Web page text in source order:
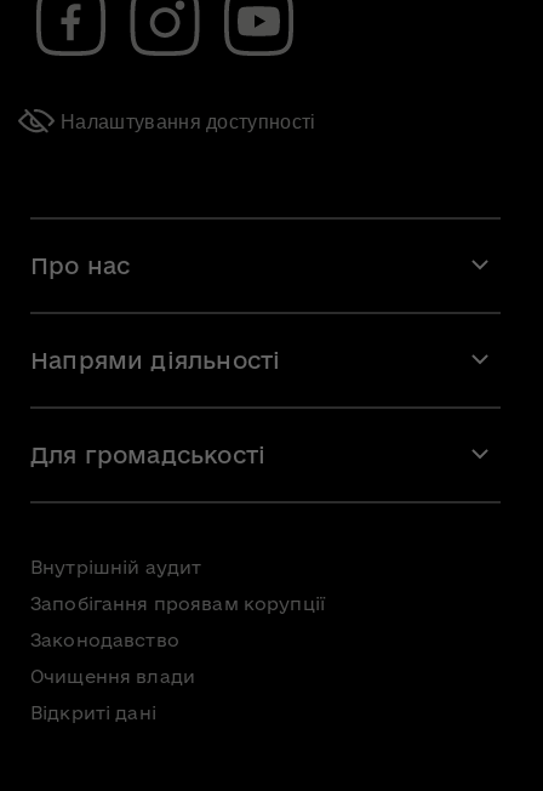
Налаштування доступності
Про нас
Команда
Вакансії
Напрями діяльності
Мистецька освіта
Для громадськості
Громадська рада
Консультації з громадськістю
Доступ до публічної інформації
Безоплатна первинна правнича допомога
Внутрішній аудит
Запобігання проявам корупції
Законодавство
Очищення влади
Відкриті дані